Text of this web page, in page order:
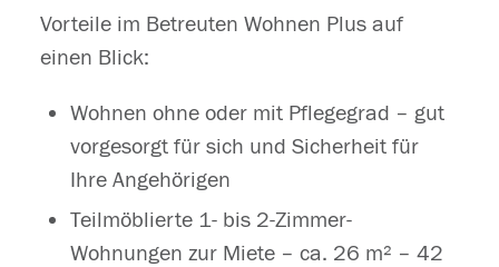
Vorteile im Betreuten Wohnen Plus auf
einen Blick:
Wohnen ohne oder mit Pflegegrad – gut
vorgesorgt für sich und Sicherheit für
Ihre Angehörigen
Teilmöblierte 1- bis 2-Zimmer-
Wohnungen zur Miete – ca. 26 m² – 42